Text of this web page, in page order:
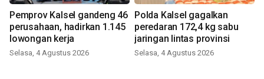
Pemprov Kalsel gandeng 46
perusahaan, hadirkan 1.145
lowongan kerja
Selasa, 4 Agustus 2026
Polda Kalsel gagalkan
peredaran 172,4 kg sabu
jaringan lintas provinsi
Selasa, 4 Agustus 2026